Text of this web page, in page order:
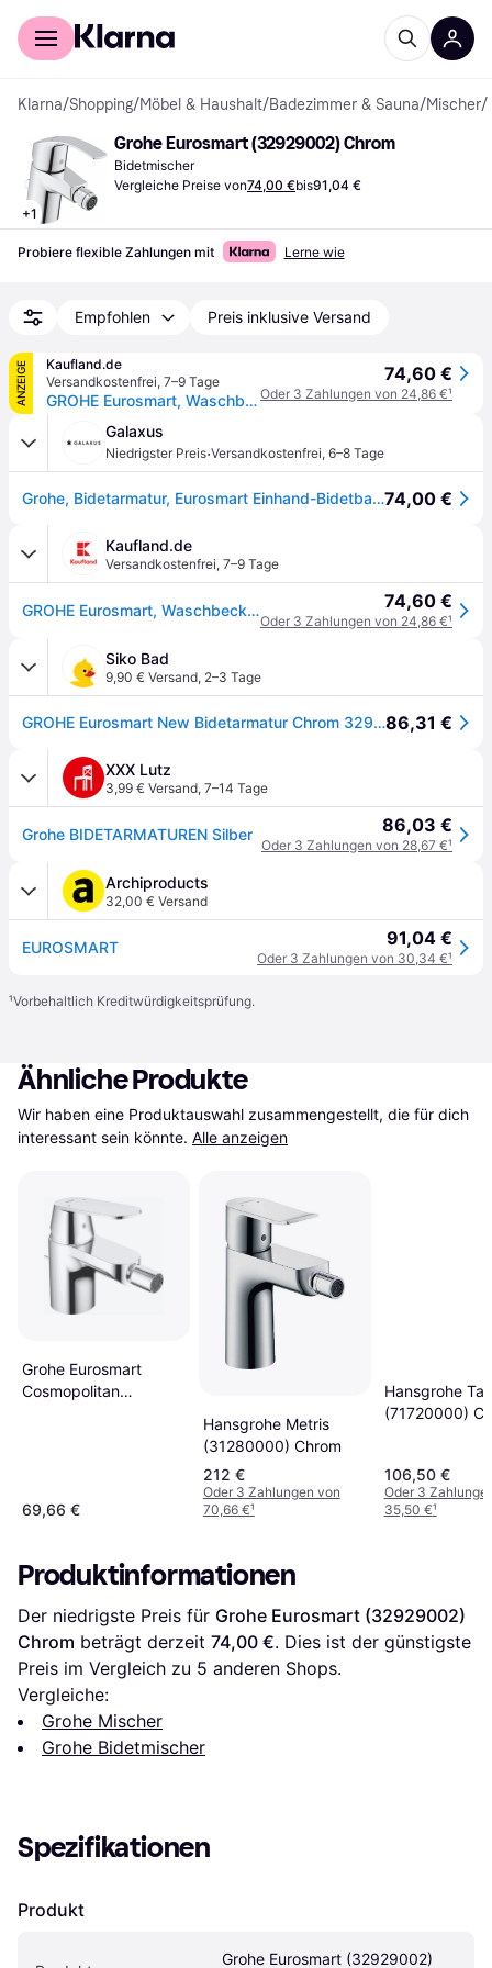
Für Shopper
Klarna/Shopping/Möbel & Haushalt/Badezimmer & Sauna/Mischer/
+1
Grohe Eurosmart (32929002) Chrom
Bidetmischer
Vergleiche Preise von74,00 €bis91,04 €
Probiere flexible Zahlungen mit Lerne wie
Empfohlen Preis inklusive Versand
ANZEIGE
Kaufland.de
Versandkostenfrei, 7–9 Tage
GROHE Eurosmart, Waschbecken, Hebelgriffe, 1/2", Chrom
74,60 €
Oder 3 Zahlungen von 24,86 €¹
Galaxus
Niedrigster Preis·Versandkostenfrei, 6–8 Tage
Grohe, Bidetarmatur, Eurosmart Einhand-Bidetbatterie74,00 €
Kaufland.de
Versandkostenfrei, 7–9 Tage
GROHE Eurosmart, Waschbecken, Hebelgriffe, 1/2", Chrom 74,60 €
Oder 3 Zahlungen von 24,86 €¹
Siko Bad
9,90 € Versand, 2–3 Tage
GROHE Eurosmart New Bidetarmatur Chrom 3292900286,31 €
XXX Lutz
3,99 € Versand, 7–14 Tage
Grohe BIDETARMATUREN Silber 86,03 €
Oder 3 Zahlungen von 28,67 €¹
Archiproducts
32,00 € Versand
EUROSMART 91,04 €
Oder 3 Zahlungen von 30,34 €¹
¹Vorbehaltlich Kreditwürdigkeitsprüfung.
Ähnliche Produkte
Wir haben eine Produktauswahl zusammengestellt, die für dich
interessant sein könnte. Alle anzeigen
Grohe Eurosmart
Cosmopolitan
69,66 €
Hansgrohe Metris
(31280000) Chrom
212 €
Oder 3 Zahlungen von
70,66 €¹
Hansgrohe
(71720000)
106,50 €
Oder 3
35,50 €¹
Produktinformationen
Der niedrigste Preis für Grohe Eurosmart (32929002)
Chrom beträgt derzeit 74,00 €. Dies ist der günstigste
Preis im Vergleich zu 5 anderen Shops.
Vergleiche:
Grohe Mischer
Grohe Bidetmischer
Spezifikationen
Produkt
Grohe Eurosmart (32929002)